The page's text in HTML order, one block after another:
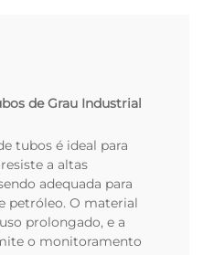
de Grau Industrial
tubos é ideal para
a altas
adequada para
petróleo. O material
prolongado, e a
o monitoramento